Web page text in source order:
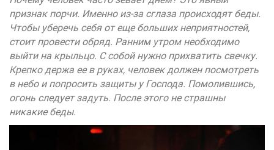
признак порчи. Именно из-за сглаза происходят беды.
Чтобы уберечь себя от еще больших неприятностей,
стоит провести обряд. Ранним утром необходимо
выйти на крыльцо. С собой нужно прихватить свечку.
Крепко держа ее в руках, человек должен посмотреть
в небо и попросить защиты у Господа. Помолившись,
огонь следует задуть. После этого не страшны
никакие беды.